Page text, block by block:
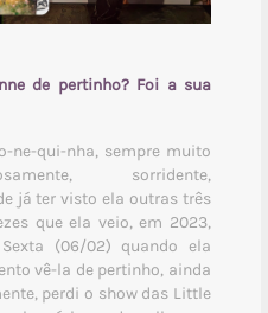
de pertinho? Foi a sua
ne-qui-nha, sempre muito
sorridente,
já ter visto ela outras três
que ela veio, em 2023,
(06/02) quando ela
vê-la de pertinho, ainda
perdi o show das Little